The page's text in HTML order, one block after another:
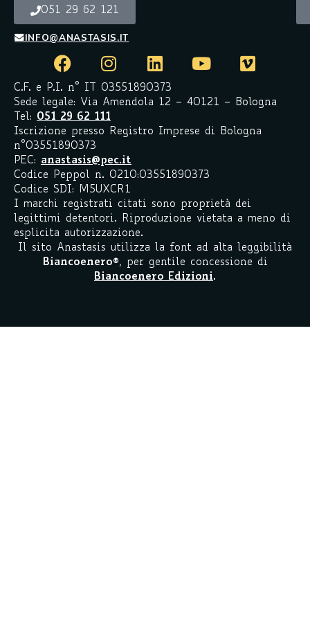
051 29 62 121
INFO@ANASTASIS.IT
C.F. e P.I. n° IT 03551890373
Sede legale: Via Amendola 12 – 40121 – Bologna
Tel: 051 29 62 111
Iscrizione presso Registro Imprese di Bologna
n°03551890373
PEC: anastasis@pec.it
Codice Peppol n. 0210:03551890373
Codice SDI: M5UXCR1
I marchi registrati citati sono proprietà dei
legittimi detentori. Riproduzione vietata a meno di
esplicita autorizzazione.
Il sito Anastasis utilizza la font ad alta leggibilità
Biancoenero®, per gentile concessione di
Biancoenero Edizioni.